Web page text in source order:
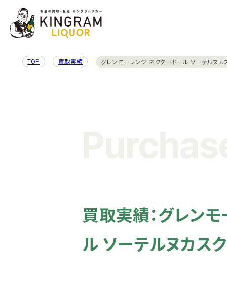
TOP 買取実績 グレンモーレンジ ネクタードール ソーテルヌカ
買取実績：グレン
ル ソーテルヌカス